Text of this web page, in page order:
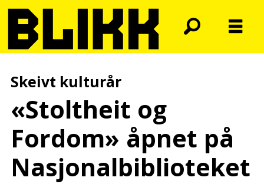
Skeivt kulturår
«Stoltheit og
Fordom» åpnet på
Nasjonalbiblioteket